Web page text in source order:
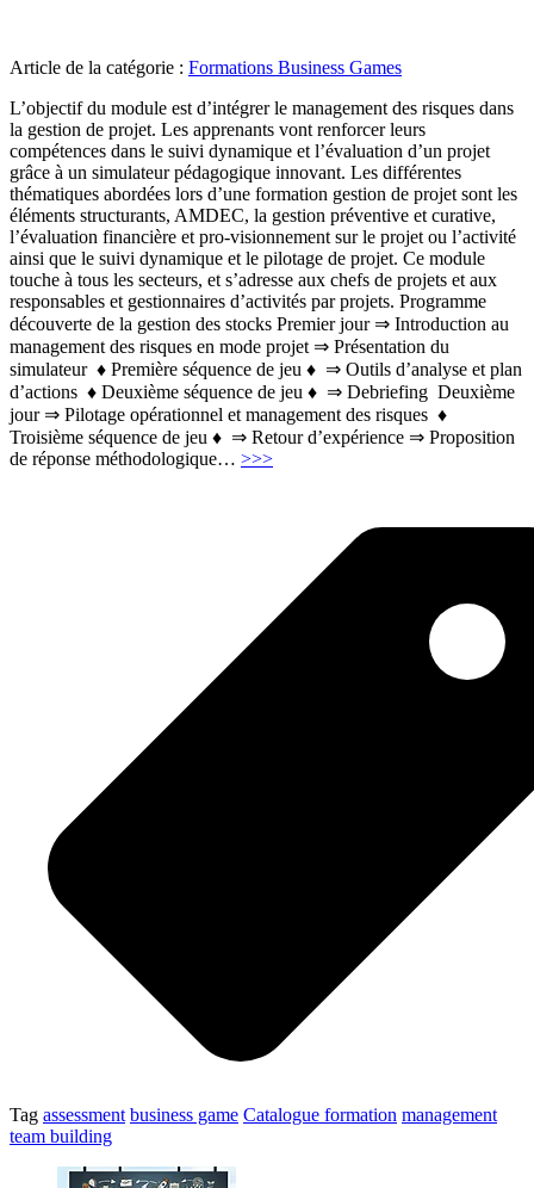
Article de la catégorie : Formations Business Games
L’objectif du module est d’intégrer le management des risques dans
la gestion de projet. Les apprenants vont renforcer leurs
compétences dans le suivi dynamique et l’évaluation d’un projet
grâce à un simulateur pédagogique innovant. Les différentes
thématiques abordées lors d’une formation gestion de projet sont les
éléments structurants, AMDEC, la gestion préventive et curative,
l’évaluation financière et pro-visionnement sur le projet ou l’activité
ainsi que le suivi dynamique et le pilotage de projet. Ce module
touche à tous les secteurs, et s’adresse aux chefs de projets et aux
responsables et gestionnaires d’activités par projets. Programme
découverte de la gestion des stocks Premier jour ⇒ Introduction au
management des risques en mode projet ⇒ Présentation du
simulateur ♦ Première séquence de jeu ♦ ⇒ Outils d’analyse et plan
d’actions ♦ Deuxième séquence de jeu ♦ ⇒ Debriefing Deuxième
jour ⇒ Pilotage opérationnel et management des risques ♦
Troisième séquence de jeu ♦ ⇒ Retour d’expérience ⇒ Proposition
de réponse méthodologique… >>>"Maitriser
projet"
Tag assessment business game Catalogue formation management
team building